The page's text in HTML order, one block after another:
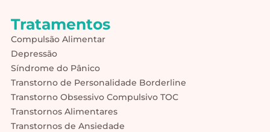
Tratamentos
Compulsão Alimentar
Depressão
Síndrome do Pânico
Transtorno de Personalidade Borderline
Transtorno Obsessivo Compulsivo TOC
Transtornos Alimentares
Transtornos de Ansiedade